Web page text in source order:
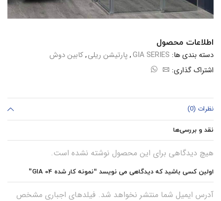
اطلاعات محصول
دسته بندی ها: GIA SERIES
, پارتیشن ریلی,کابین دوش
اشتراک گذاری:
نظرات (0)
نقد و بررسی‌ها
هیچ دیدگاهی برای این محصول نوشته نشده است.
اولین کسی باشید که دیدگاهی می نویسد “نمونه کار شده GIA 04”
آدرس ایمیل شما منتشر نخواهد شد. فیلدهای اجباری مشخص